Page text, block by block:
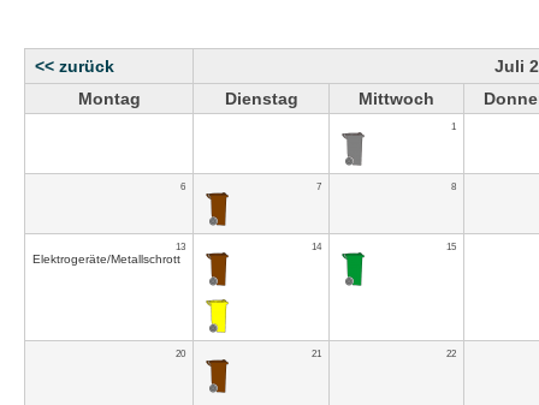
<< zurück
Juli
Montag
Dienstag Mittwoch
1
6 7 8
13
Elektrogeräte/Metallschrott
14 15
20 21 22